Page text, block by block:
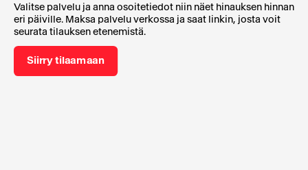
Valitse palvelu ja anna osoitetiedot niin näet hinauksen hinnan
eri päiville. Maksa palvelu verkossa ja saat linkin, josta voit
seurata tilauksen etenemistä.
Siirry tilaamaan